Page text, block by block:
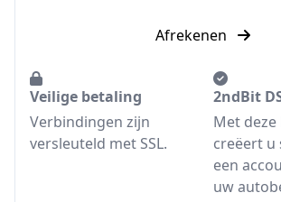
Afrekenen
Veilige betaling
Verbindingen zijn
versleuteld met SSL.
2ndBit
Met
creëert u
een
uw